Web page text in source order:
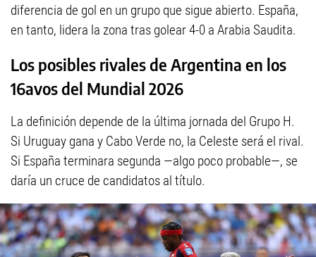
diferencia de gol en un grupo que sigue abierto. España,
en tanto, lidera la zona tras golear 4-0 a Arabia Saudita.
Los posibles rivales de Argentina en los
16avos del Mundial 2026
La definición depende de la última jornada del Grupo H.
Si Uruguay gana y Cabo Verde no, la Celeste será el rival.
Si España terminara segunda —algo poco probable—, se
daría un cruce de candidatos al título.